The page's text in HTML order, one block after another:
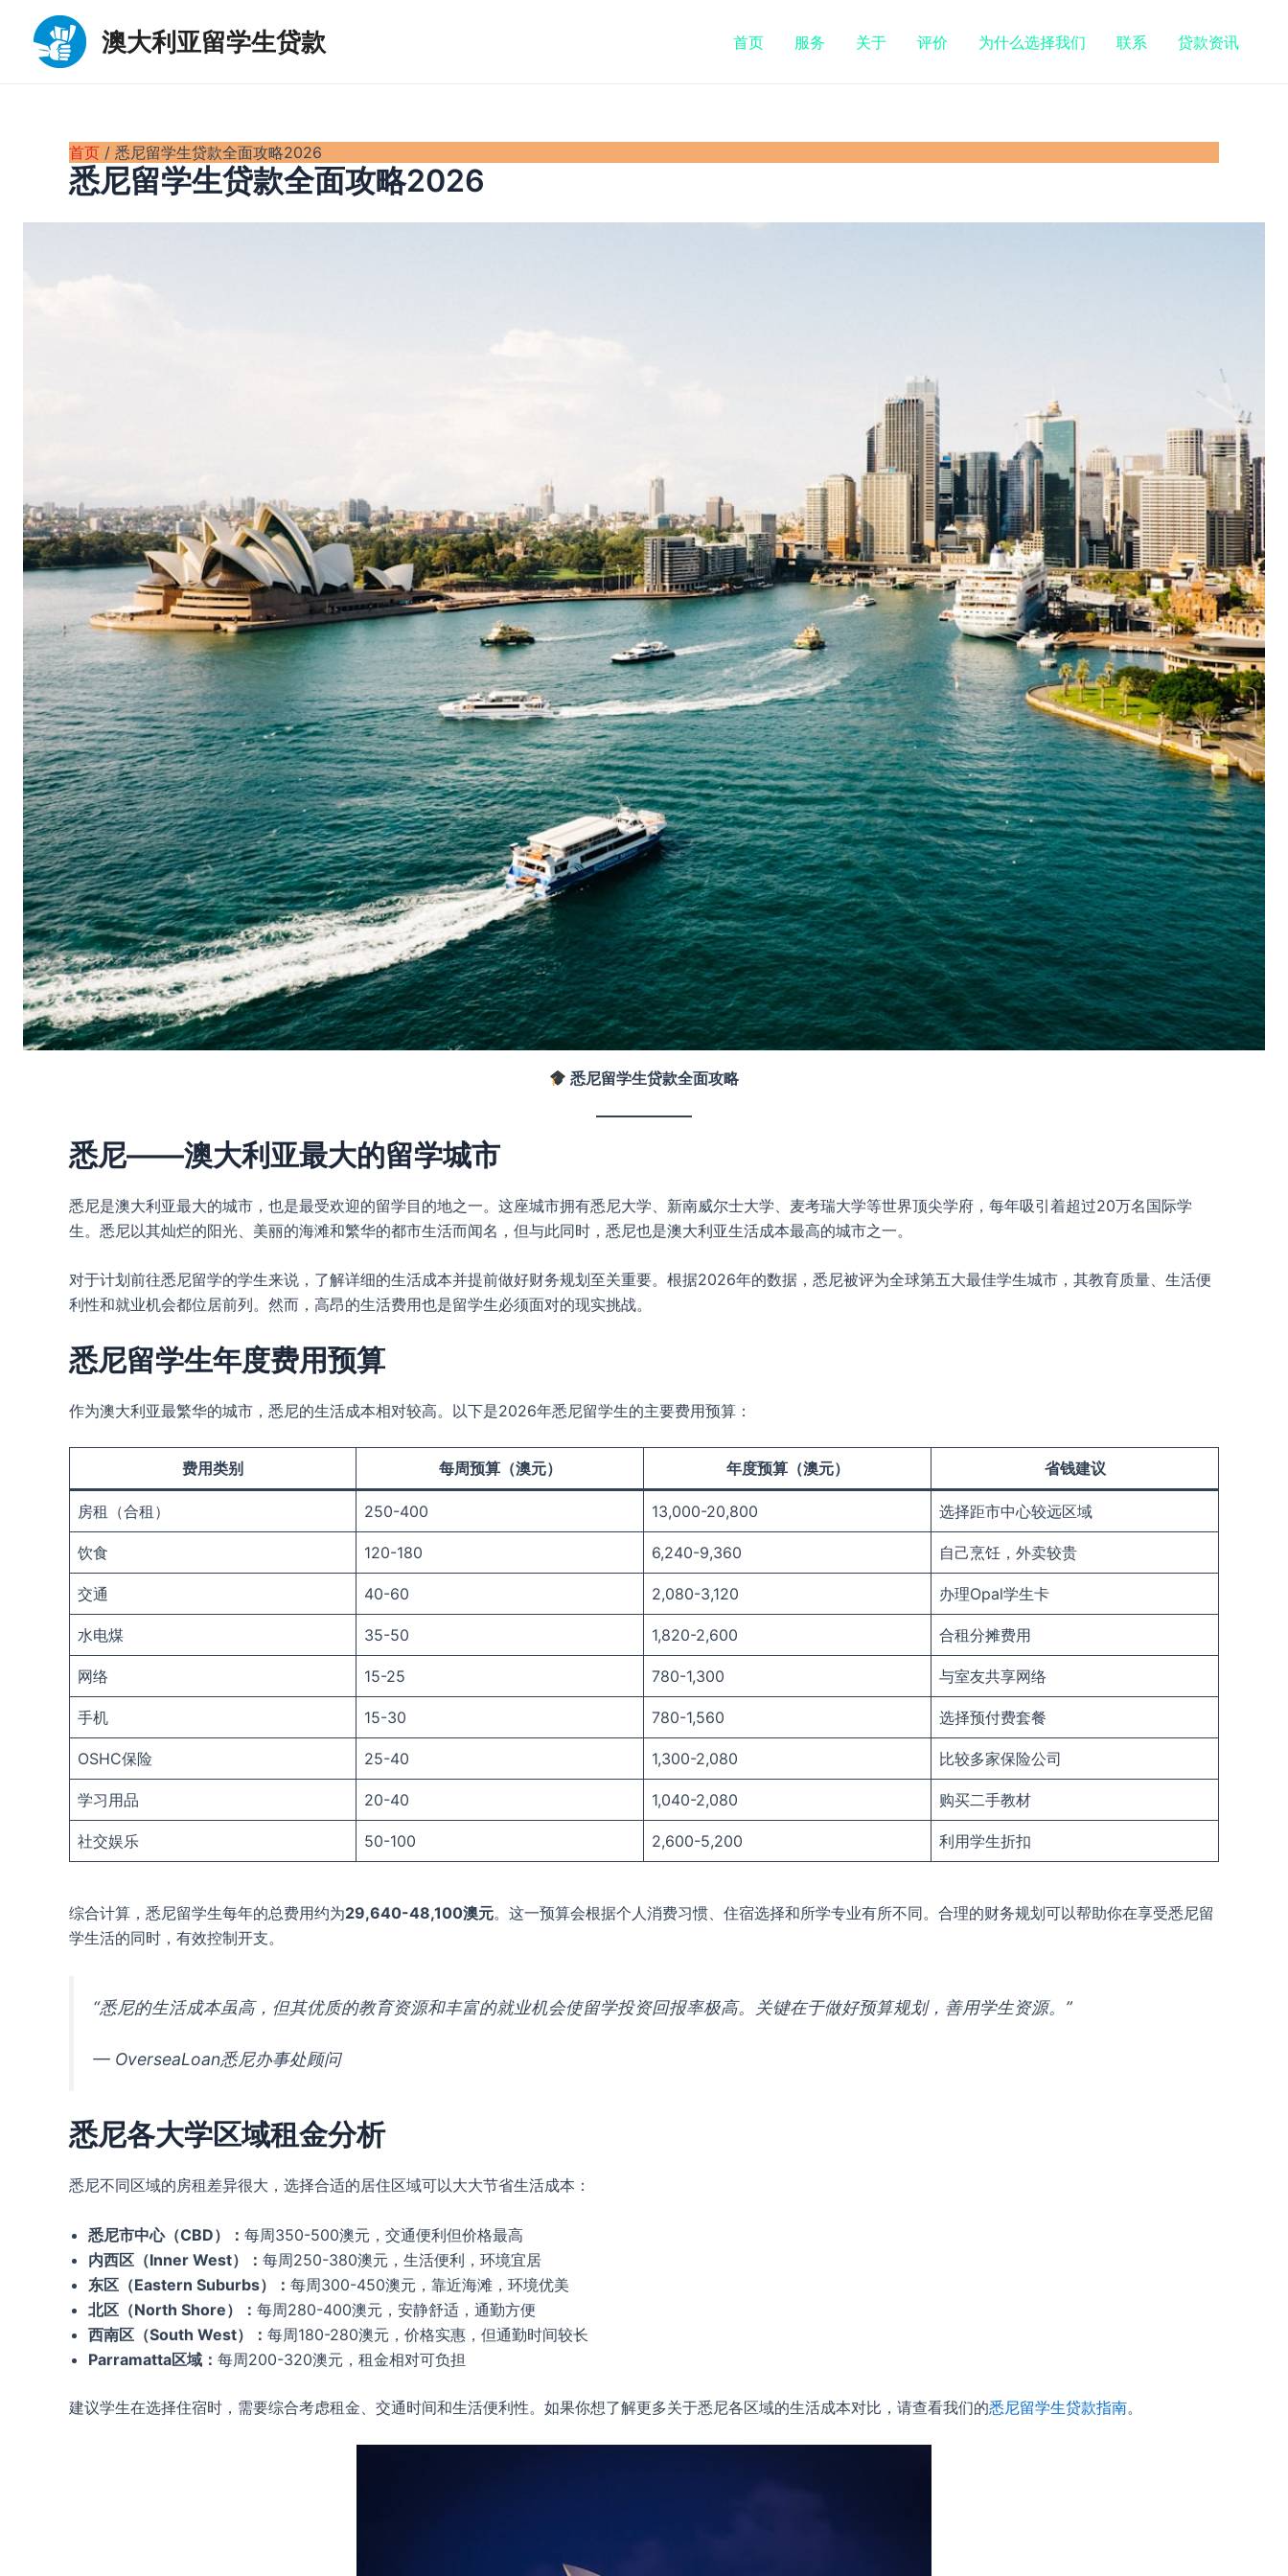
澳大利亚留学生贷款 首页 服务 关于 评价 为什么选择我们 联系 贷款资讯
首页 悉尼留学生贷款全面攻略2026
悉尼留学生贷款全面攻略2026
悉尼留学生贷款全面攻略
悉尼——澳大利亚最大的留学城市
悉尼是澳大利亚最大的城市，也是最受欢迎的留学目的地之一。这座城市拥有悉尼大学、新南威尔士大学、麦考瑞大学等世界顶尖学府，每年吸引着超过20万名国际学
生。悉尼以其灿烂的阳光、美丽的海滩和繁华的都市生活而闻名，但与此同时，悉尼也是澳大利亚生活成本最高的城市之一。
对于计划前往悉尼留学的学生来说，了解详细的生活成本并提前做好财务规划至关重要。根据2026年的数据，悉尼被评为全球第五大最佳学生城市，其教育质量、生活便
利性和就业机会都位居前列。然而，高昂的生活费用也是留学生必须面对的现实挑战。
悉尼留学生年度费用预算
作为澳大利亚最繁华的城市，悉尼的生活成本相对较高。以下是2026年悉尼留学生的主要费用预算：
费用类别 每周预算（澳元） 年度预算（澳元） 省钱建议
房租（合租） 250-400 13,000-20,800 选择距市中心较远区域
饮食 120-180 6,240-9,360 自己烹饪，外卖较贵
交通 40-60 2,080-3,120 办理Opal学生卡
水电煤 35-50 1,820-2,600 合租分摊费用
网络 15-25 780-1,300 与室友共享网络
手机 15-30 780-1,560 选择预付费套餐
OSHC保险 25-40 1,300-2,080 比较多家保险公司
学习用品 20-40 1,040-2,080 购买二手教材
社交娱乐 50-100 2,600-5,200 利用学生折扣
综合计算，悉尼留学生每年的总费用约为29,640-48,100澳元。这一预算会根据个人消费习惯、住宿选择和所学专业有所不同。合理的财务规划可以帮助你在享受悉尼留
学生活的同时，有效控制开支。
“悉尼的生活成本虽高，但其优质的教育资源和丰富的就业机会使留学投资回报率极高。关键在于做好预算规划，善用学生资源。”
— OverseaLoan悉尼办事处顾问
悉尼各大学区域租金分析
悉尼不同区域的房租差异很大，选择合适的居住区域可以大大节省生活成本：
悉尼市中心（CBD）： 每周350-500澳元，交通便利但价格最高
内西区（Inner West）： 每周250-380澳元，生活便利，环境宜居
东区（Eastern Suburbs）： 每周300-450澳元，靠近海滩，环境优美
北区（North Shore）： 每周280-400澳元，安静舒适，通勤方便
西南区（South West）： 每周180-280澳元，价格实惠，但通勤时间较长
Parramatta区域： 每周200-320澳元，租金相对可负担
建议学生在选择住宿时，需要综合考虑租金、交通时间和生活便利性。如果你想了解更多关于悉尼各区域的生活成本对比，请查看我们的悉尼留学生贷款指南。